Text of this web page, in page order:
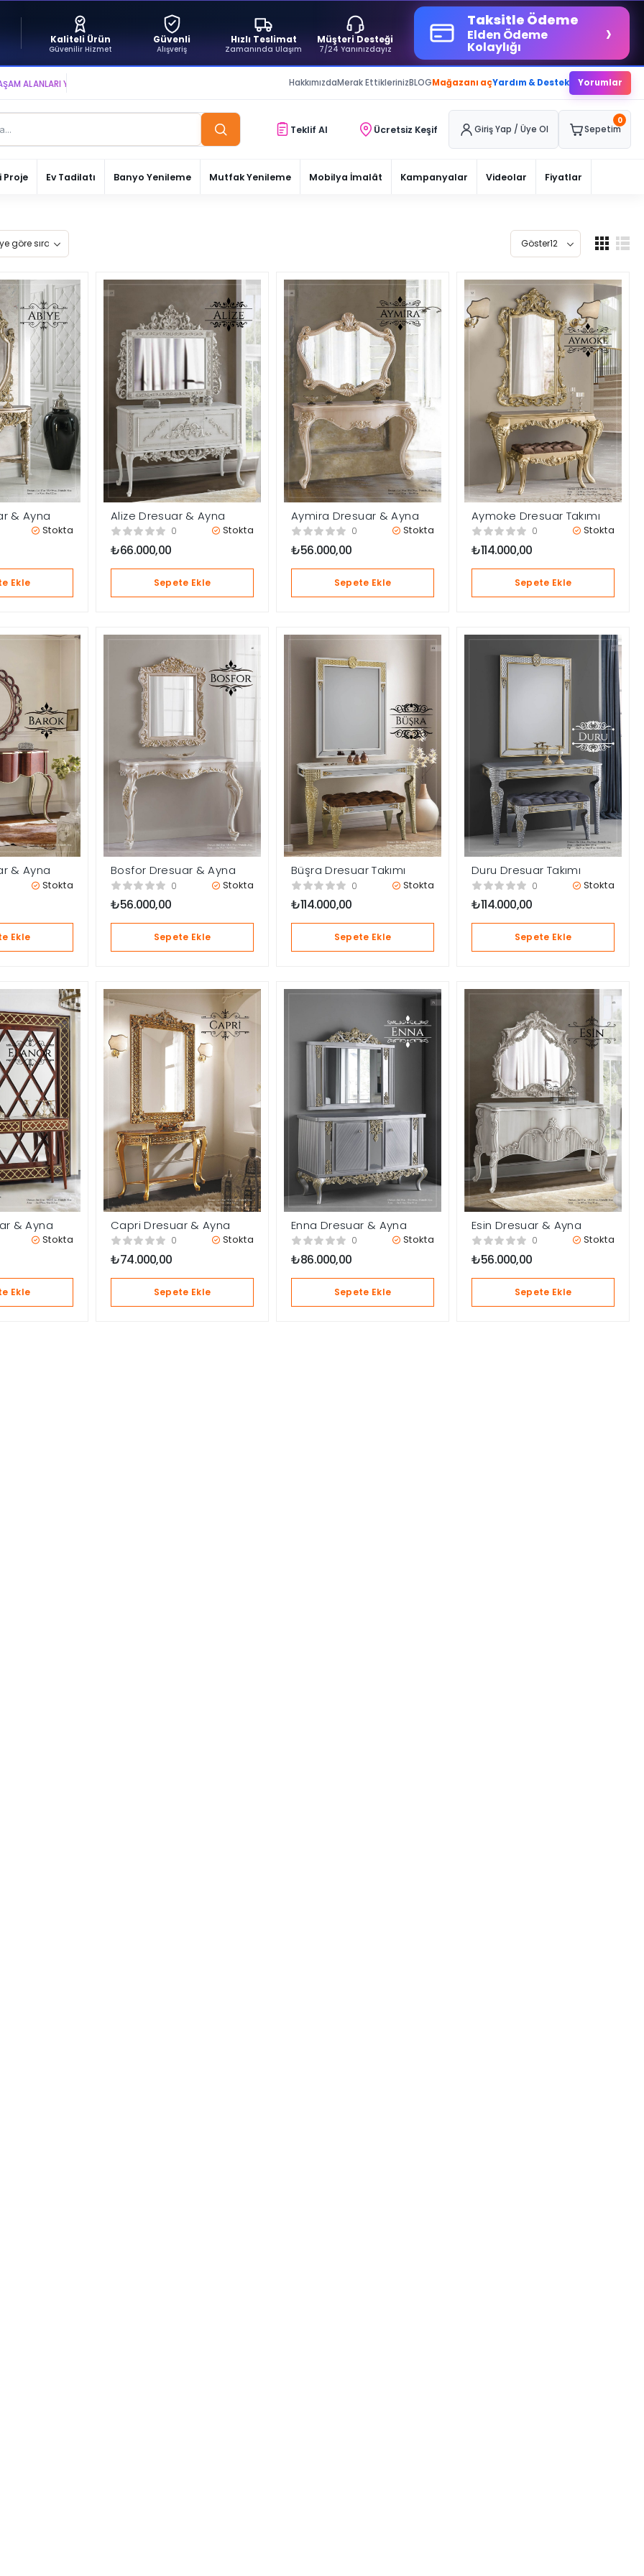
Kaliteli Ürün
Güvenilir Hizmet
Güvenli
Alışveriş
Hızlı Teslimat
Zamanında Ulaşım
Müşteri Desteği
7/24 Yanınızdayız
Taksitle Ödeme
Elden Ödeme
Kolaylığı ›
YARATIYOR VE YAŞATIYORUZ ● BİZİMLE DAİMA KÂRDASINIZ... HakkımızdaMerak EttiklerinizBLOGMağazanı açYardım & Destek Yorumlar
Teklif Al Ücretsiz Keşif Giriş Yap / Üye Ol
0
Sepetim
Proje Ev Tadilatı Banyo Yenileme Mutfak Yenileme Mobilya İmalât Kampanyalar Videolar Fiyatlar
& Ayna
Stokta
Ekle
Alize Dresuar & Ayna
0 Stokta
₺66.000,00
Sepete Ekle
Aymira Dresuar & Ayna
0 Stokta
₺56.000,00
Sepete Ekle
Aymoke Dresuar Takımı
0 Stokta
₺114.000,00
Sepete Ekle
& Ayna
Stokta
Ekle
Bosfor Dresuar & Ayna
0 Stokta
₺56.000,00
Sepete Ekle
Büşra Dresuar Takımı
0 Stokta
₺114.000,00
Sepete Ekle
Duru Dresuar Takımı
0 Stokta
₺114.000,00
Sepete Ekle
& Ayna
Stokta
Ekle
Capri Dresuar & Ayna
0 Stokta
₺74.000,00
Sepete Ekle
Enna Dresuar & Ayna
0 Stokta
₺86.000,00
Sepete Ekle
Esin Dresuar & Ayna
0 Stokta
₺56.000,00
Sepete Ekle